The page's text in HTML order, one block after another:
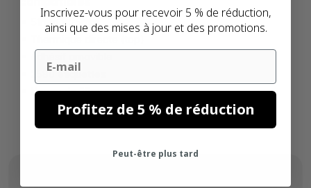
51mm x 25mm
2580 étiquettes
Noyau de 25mm
Inscrivez-vous pour recevoir 5 % de réduction,
ainsi que des mises à jour et des promotions.
Email
Profitez de 5 % de réduction
Peut-être plus tard